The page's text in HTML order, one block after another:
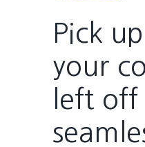
Pick
your
left off